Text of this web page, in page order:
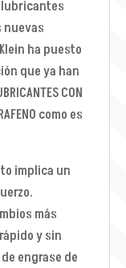
nuevas
ha puesto
que ya han
CON
como es
implica un
más
y sin
engrase de